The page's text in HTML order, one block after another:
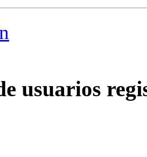
usuarios